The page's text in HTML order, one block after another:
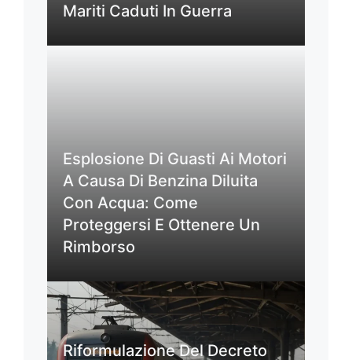
Mariti Caduti In Guerra
Esplosione Di Guasti Ai Motori
A Causa Di Benzina Diluita
Con Acqua: Come
Proteggersi E Ottenere Un
Rimborso
Riformulazione Del Decreto